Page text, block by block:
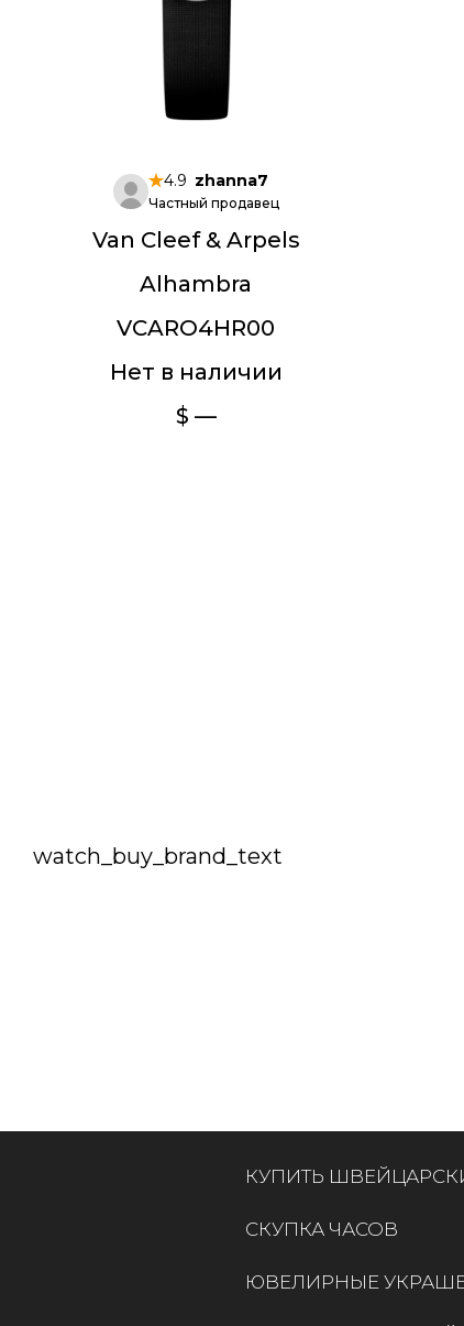
4.9 zhanna7
Частный продавец
Van Cleef & Arpels
Alhambra
VCARO4HR00
Нет в наличии
$ —
watch_buy_brand_text
КУПИТЬ
СКУПКА ЧАСОВ
ЮВЕЛИРНЫЕ